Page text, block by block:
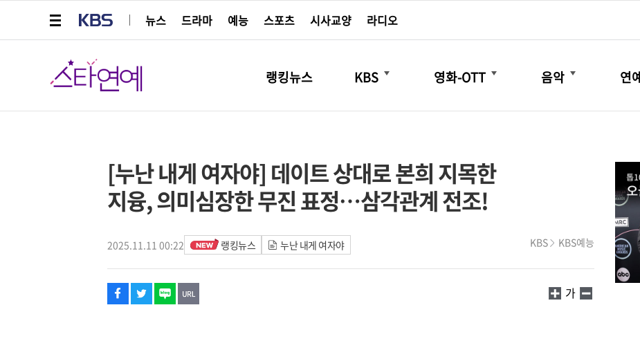
뉴스
드라마 예능 스포츠 시사교양 라디오
스타연예
랭킹뉴스 KBS
더보기
영화-OTT
더보기
음악
더보기
연
더보
[누난 내게 여자야] 데이트 상대로 본희 지목한
지융, 의미심장한 무진 표정…삼각관계 전조!
2025.11.11 00:22 랭킹뉴스 누난 내게 여자야 KBS KBS예능
페이스북
트위터
네이버
URL복사
글씨 작게보기
가
글씨 크게보기